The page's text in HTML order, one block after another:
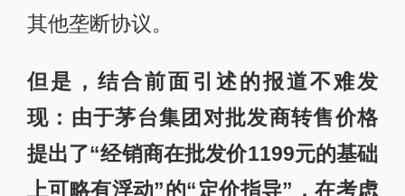
其他垄断协议。
但是，结合前面引述的报道不难发
现：由于茅台集团对批发商转售价格
提出了“经销商在批发价1199元的基础
上可略有浮动”的“定价指导”，在考虑